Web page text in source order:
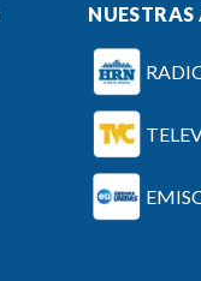
NUESTRAS